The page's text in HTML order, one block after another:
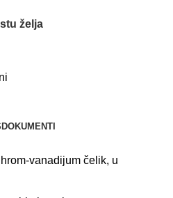
želja
DOKUMENTI
vanadijum čelik, u